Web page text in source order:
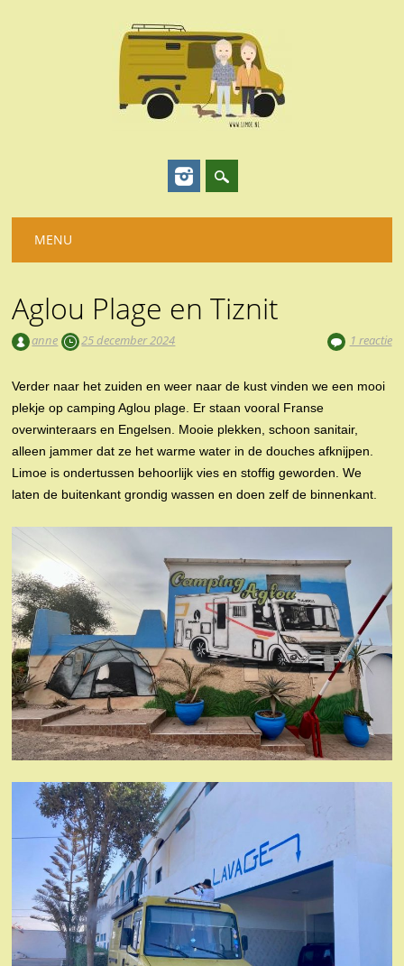
Hoofdmenu
naar
MENU
Aglou Plage en Tiznit
anne 25 december 2024 1 reactie
Verder naar het zuiden en weer naar de kust vinden we een mooi
plekje op camping Aglou plage. Er staan vooral Franse
overwinteraars en Engelsen. Mooie plekken, schoon sanitair,
alleen jammer dat ze het warme water in de douches afknijpen.
Limoe is ondertussen behoorlijk vies en stoffig geworden. We
laten de buitenkant grondig wassen en doen zelf de binnenkant.